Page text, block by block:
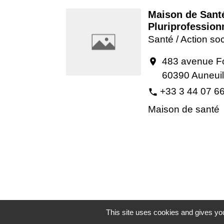
Maison de
Santé / Action
location_on 483 avenue
60390 Auneuil
phone +33 3 44 07
Maison de santé
This site uses cookies and gives